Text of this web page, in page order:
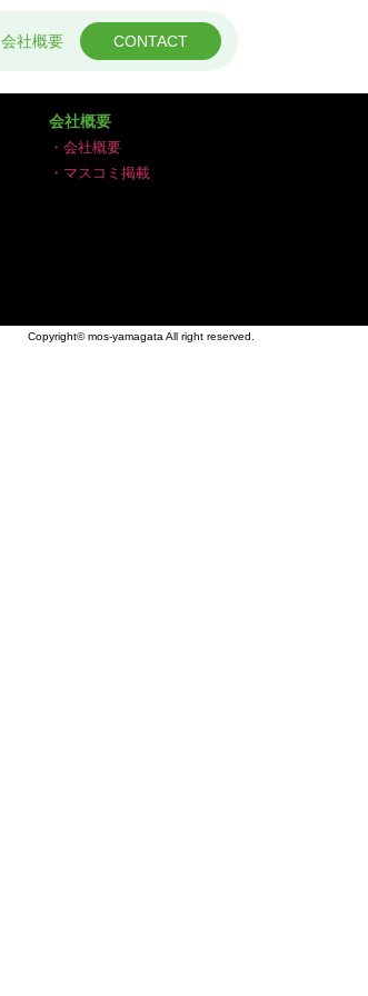
会社概要 CONTACT
会社概要
・会社概要
・マスコミ掲載
Copyright©️ mos-yamagata All right reserved.